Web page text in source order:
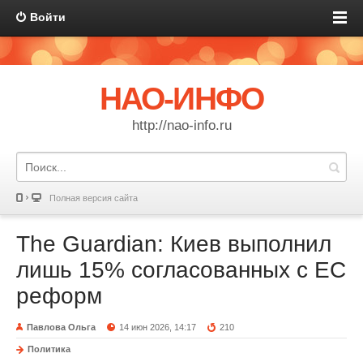
Войти
НАО-ИНФО
http://nao-info.ru
Полная версия сайта
The Guardian: Киев выполнил
лишь 15% согласованных с ЕС
реформ
Павлова Ольга 14 июн 2026, 14:17 210
Политика